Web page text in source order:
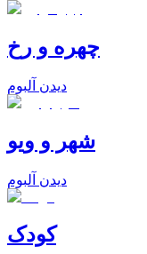
چهره و رخ
دیدن آلبوم
شهر و ویو
دیدن آلبوم
کودک